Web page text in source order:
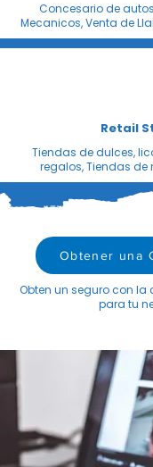
Concesario de
Mecanicos, Venta de
Retail
Tiendas de dulces,
regalos, Tiendas de
Obtener una
Obten un seguro con
para tu